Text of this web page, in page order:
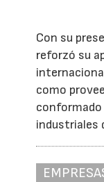
Con su
reforzó su
como
industriales